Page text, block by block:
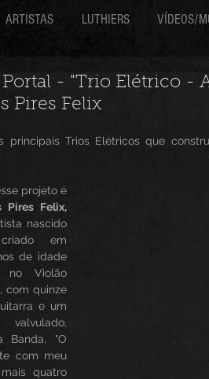
ARTISTAS LUTHIERS VÍDEOS/
- "Trio Elétrico -
Pires Felix
principais Trios Elétricos que
projeto é
Pires Felix,
nascido
em
de idade
no Violão
com quinze
e um
Banda, "O
com meu
quatro